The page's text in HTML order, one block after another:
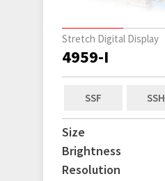
Stretch Digital Display
4959-I
SSF SSH
Size
Brightness
Resolution